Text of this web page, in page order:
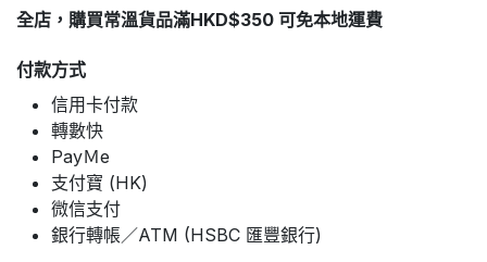
全店，購買常溫貨品滿HKD$350 可免本地運費
付款方式
信用卡付款
轉數快
PayＭe
支付寶 (HK)
微信支付
銀行轉帳／ATM (HSBC 匯豐銀行)